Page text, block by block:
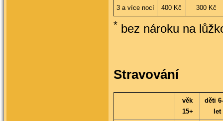
3 a více nocí 400 Kč 300 Kč
* bez nároku na
Stravování
věk
15+
děti
let